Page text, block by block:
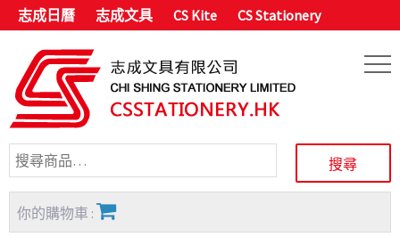
志成日曆 志成文具 CS Kite CS Stationery
你的購物車 :